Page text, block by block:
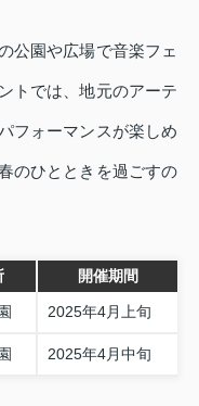
公園や広場で音楽フェ
トでは、地元のアーテ
フォーマンスが楽しめ
のひとときを過ごすの
開催期間
2025年4月上旬
2025年4月中旬